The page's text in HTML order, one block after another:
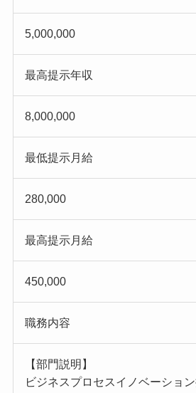
5,000,000
最高提示年収
8,000,000
最低提示月給
280,000
最高提示月給
450,000
職務内容
【部門説明】
ビジネスプロセスイノベーショ